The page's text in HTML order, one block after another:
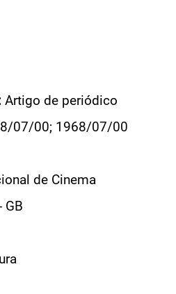
Artigo de periódico
07/00; 1968/07/00
de Cinema
GB